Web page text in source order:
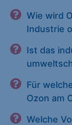
Wie wird
Industrie
Ist das
Für
Ozon am
Welche